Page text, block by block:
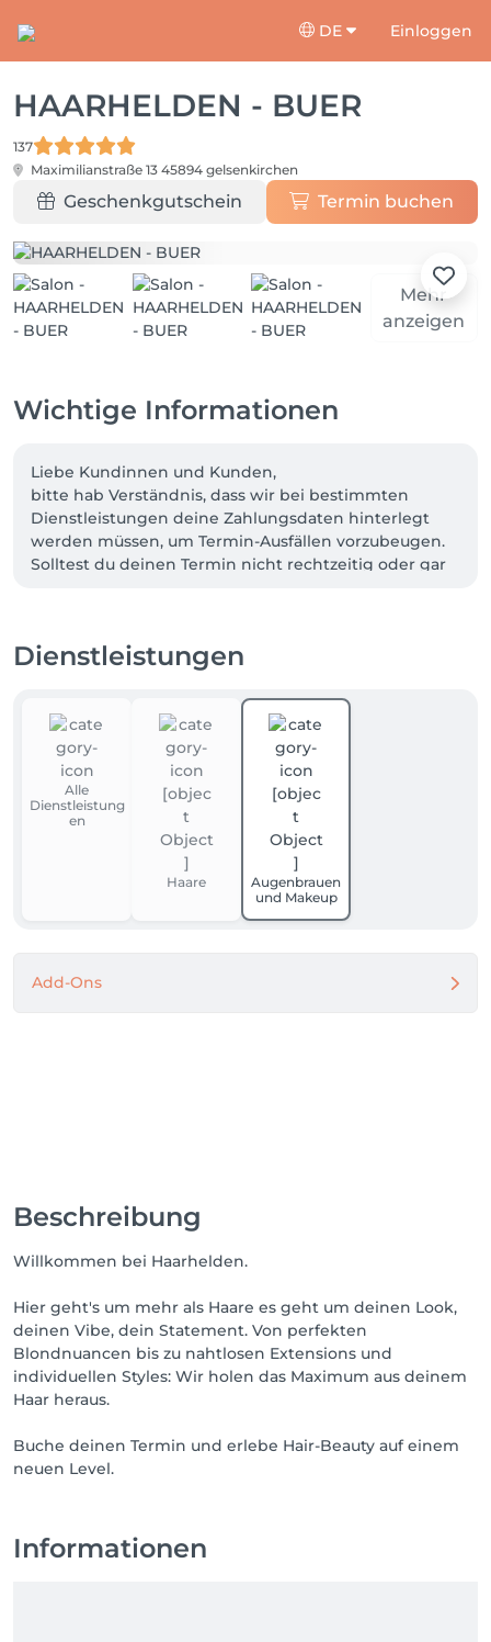
DE Einloggen
HAARHELDEN - BUER
137
Maximilianstraße 13 45894 gelsenkirchen
Geschenkgutschein Termin buchen
Mehr
anzeigen
Wichtige Informationen
Liebe Kundinnen und Kunden,
bitte hab Verständnis, dass wir bei bestimmten
Dienstleistungen deine Zahlungsdaten hinterlegt
werden müssen, um Termin-Ausfällen vorzubeugen.
Solltest du deinen Termin nicht rechtzeitig oder gar
keine unberechtigte Abbuchung. Vielen Dank für
Dienstleistungen
Alle
Dienstleistung
en
Haare
Augenbrauen
und Makeup
Add-Ons
Beschreibung
Willkommen bei Haarhelden.
Hier geht's um mehr als Haare es geht um deinen Look,
deinen Vibe, dein Statement. Von perfekten
Blondnuancen bis zu nahtlosen Extensions und
individuellen Styles: Wir holen das Maximum aus deinem
Haar heraus.
Buche deinen Termin und erlebe Hair-Beauty auf einem
Informationen